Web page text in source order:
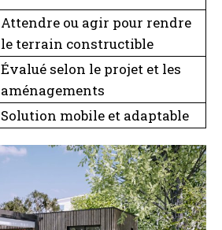
Attendre ou agir pour rendre
le terrain constructible
Évalué selon le projet et les
aménagements
Solution mobile et adaptable